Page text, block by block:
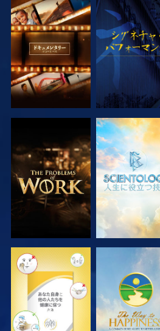
シリーズを探求 観る
シリーズを探求 シリーズを探求
観る 観る